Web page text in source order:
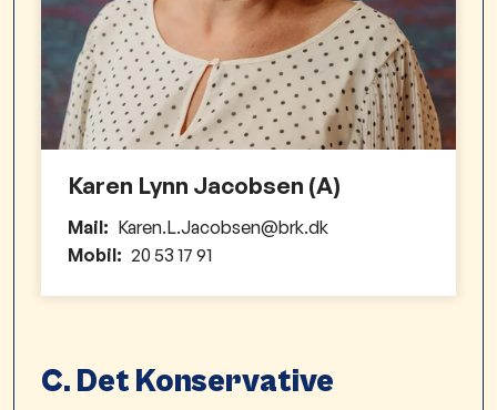
Karen Lynn Jacobsen (A)
Mail: Karen.L.Jacobsen@brk.dk
Mobil: 20 53 17 91
C. Det Konservative